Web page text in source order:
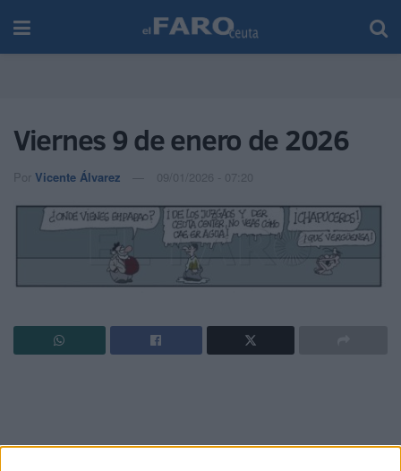
Viernes 9 de enero de 2026
Por Vicente Álvarez 09/01/2026 - 07:20